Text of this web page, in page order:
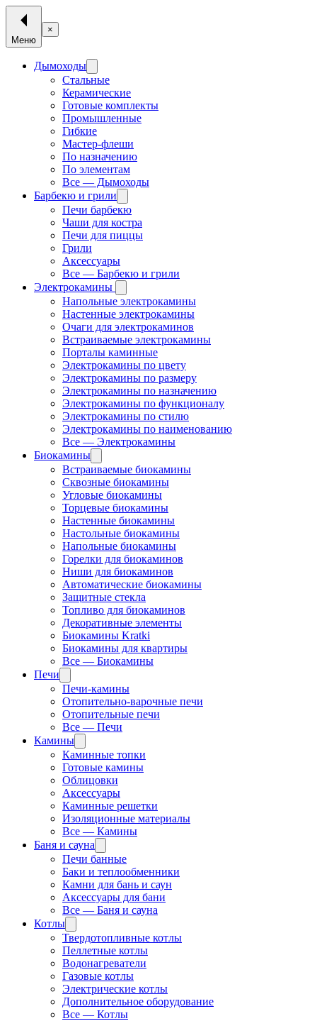
Меню
×
Дымоходы
Стальные
Керамические
Готовые комплекты
Промышленные
Гибкие
Мастер-флеши
По назначению
По элементам
Все — Дымоходы
Барбекю и грили
Печи барбекю
Чаши для костра
Печи для пиццы
Грили
Аксессуары
Все — Барбекю и грили
Электрокамины
Напольные электрокамины
Настенные электрокамины
Очаги для электрокаминов
Встраиваемые электрокамины
Порталы каминные
Электрокамины по цвету
Электрокамины по размеру
Электрокамины по назначению
Электрокамины по функционалу
Электрокамины по стилю
Электрокамины по наименованию
Все — Электрокамины
Биокамины
Встраиваемые биокамины
Сквозные биокамины
Угловые биокамины
Торцевые биокамины
Настенные биокамины
Настольные биокамины
Напольные биокамины
Горелки для биокаминов
Ниши для биокаминов
Автоматические биокамины
Защитные стекла
Топливо для биокаминов
Декоративные элементы
Биокамины Kratki
Биокамины для квартиры
Все — Биокамины
Печи
Печи-камины
Отопительно-варочные печи
Отопительные печи
Все — Печи
Камины
Каминные топки
Готовые камины
Облицовки
Аксессуары
Каминные решетки
Изоляционные материалы
Все — Камины
Баня и сауна
Печи банные
Баки и теплообменники
Камни для бань и саун
Аксессуары для бани
Все — Баня и сауна
Котлы
Твердотопливные котлы
Пеллетные котлы
Водонагреватели
Газовые котлы
Электрические котлы
Дополнительное оборудование
Все — Котлы